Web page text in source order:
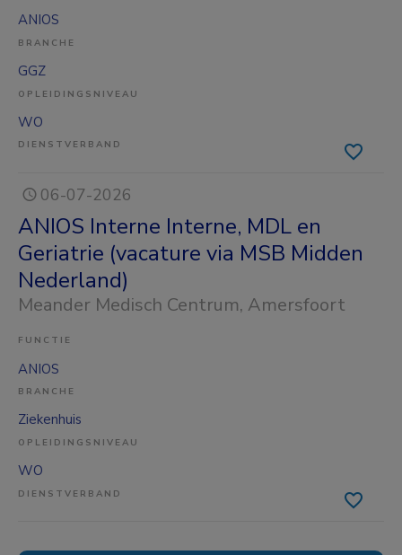
ANIOS
BRANCHE
GGZ
OPLEIDINGSNIVEAU
WO
DIENSTVERBAND
06-07-2026
ANIOS Interne Interne, MDL en
Geriatrie (vacature via MSB Midden
Nederland)
Meander Medisch Centrum, Amersfoort
FUNCTIE
ANIOS
BRANCHE
Ziekenhuis
OPLEIDINGSNIVEAU
WO
DIENSTVERBAND